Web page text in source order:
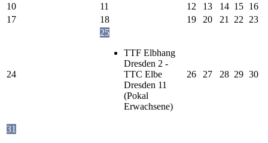
10
11 12 13 14 15 16
17
18 19 20 21 22 23
24
25
TTF Elbhang
Dresden 2 -
TTC Elbe
Dresden 11
(Pokal
Erwachsene)
26 27 28 29 30
31